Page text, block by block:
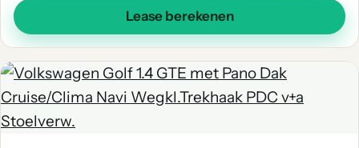
Lease berekenen